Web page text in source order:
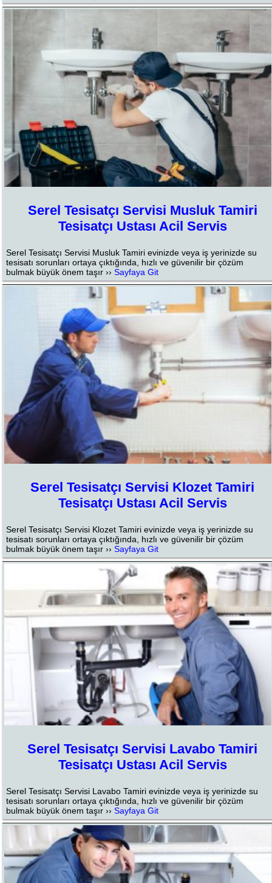
Serel Tesisatçı Servisi Musluk Tamiri
Tesisatçı Ustası Acil Servis
Serel Tesisatçı Servisi Musluk Tamiri evinizde veya iş yerinizde su
tesisatı sorunları ortaya çıktığında, hızlı ve güvenilir bir çözüm
bulmak büyük önem taşır ››Sayfaya Git
Serel Tesisatçı Servisi Klozet Tamiri
Tesisatçı Ustası Acil Servis
Serel Tesisatçı Servisi Klozet Tamiri evinizde veya iş yerinizde su
tesisatı sorunları ortaya çıktığında, hızlı ve güvenilir bir çözüm
bulmak büyük önem taşır ››Sayfaya Git
Serel Tesisatçı Servisi Lavabo Tamiri
Tesisatçı Ustası Acil Servis
Serel Tesisatçı Servisi Lavabo Tamiri evinizde veya iş yerinizde su
tesisatı sorunları ortaya çıktığında, hızlı ve güvenilir bir çözüm
bulmak büyük önem taşır ››Sayfaya Git